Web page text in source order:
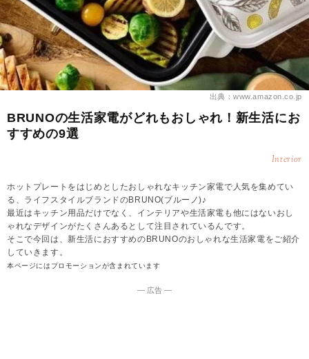
出典：www.amazon.co.jp
BRUNOの生活家電がどれもおしゃれ！新生活にお
すすめの9選
Interior
ホットプレートをはじめとしたおしゃれなキッチン家電で人気を集めてい
る、ライフスタイルブランドのBRUNO(ブルーノ)♪
最近はキッチン用品だけでなく、インテリアや生活家電も他にはないおし
ゃれなデザインがたくさんあるとして注目されているんです。
そこで今回は、新生活におすすめのBRUNOのおしゃれな生活家電をご紹介
していきます。
本ページにはプロモーションが含まれています
― 広告 ―